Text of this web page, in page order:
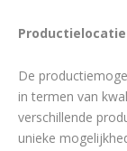
De
in termen van
verschillende
unieke